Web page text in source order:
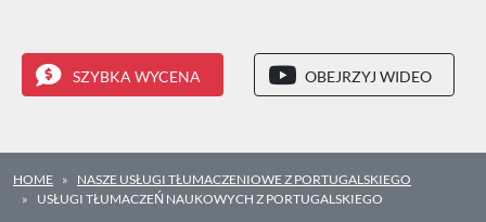
SZYBKA WYCENA OBEJRZYJ WIDEO
HOME
NASZE USŁUGI TŁUMACZENIOWE Z PORTUGALSKIEGO
USŁUGI TŁUMACZEŃ NAUKOWYCH Z PORTUGALSKIEGO